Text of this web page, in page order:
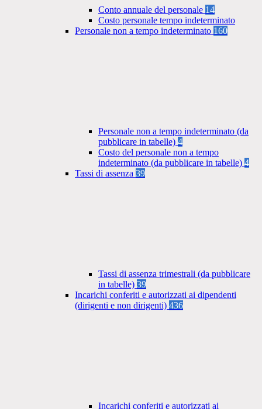
Conto annuale del personale 14
Costo personale tempo indeterminato
Personale non a tempo indeterminato 160
Personale non a tempo indeterminato (da
pubblicare in tabelle) 4
Costo del personale non a tempo
indeterminato (da pubblicare in tabelle) 4
Tassi di assenza 39
Tassi di assenza trimestrali (da pubblicare
in tabelle) 39
Incarichi conferiti e autorizzati ai dipendenti
(dirigenti e non dirigenti) 436
Incarichi conferiti e autorizzati ai